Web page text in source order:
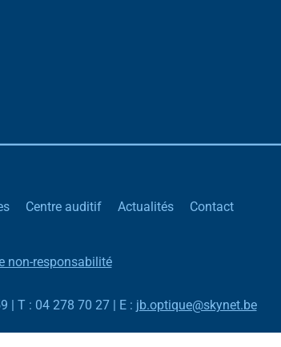
Centre auditif Actualités Contact
non-responsabilité
| T : 04 278 70 27 | E : jb.optique@skynet.be